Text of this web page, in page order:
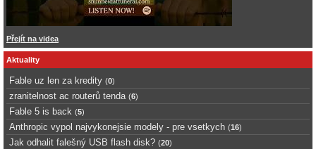
Přejít na videa
Aktuality
Fable uz len za kredity (0)
zranitelnost ac routerů tenda (6)
Fable 5 is back (5)
Anthropic vypol najvykonejsie modely - pre vsetkych (16)
Jak odhalit falešný USB flash disk? (20)